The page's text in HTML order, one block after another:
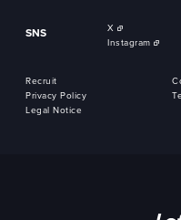
SNS X
Instagram
Recruit
Privacy Policy
Legal Notice